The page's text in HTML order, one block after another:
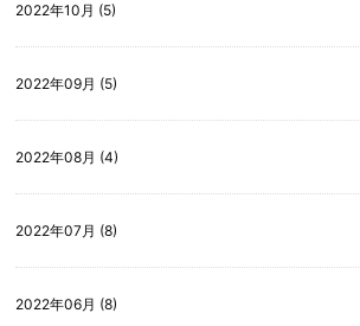
2022年10月 (5)
2022年09月 (5)
2022年08月 (4)
2022年07月 (8)
2022年06月 (8)